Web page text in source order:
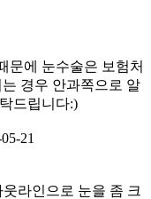
문에 눈수술은 보험처
경우 안과쪽으로 알
드립니다:)
21
라인으로 눈을 좀 크